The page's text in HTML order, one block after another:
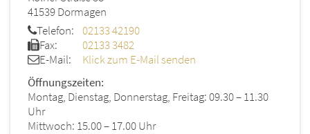
41539Dormagen
Telefon: 02133 42190
Fax:
02133 3482
E-Mail:
Klick zum E-Mail senden
Öffnungszeiten:
Montag, Dienstag, Donnerstag, Freitag: 09.30 – 11.30
Uhr
Mittwoch: 15.00 – 17.00 Uhr